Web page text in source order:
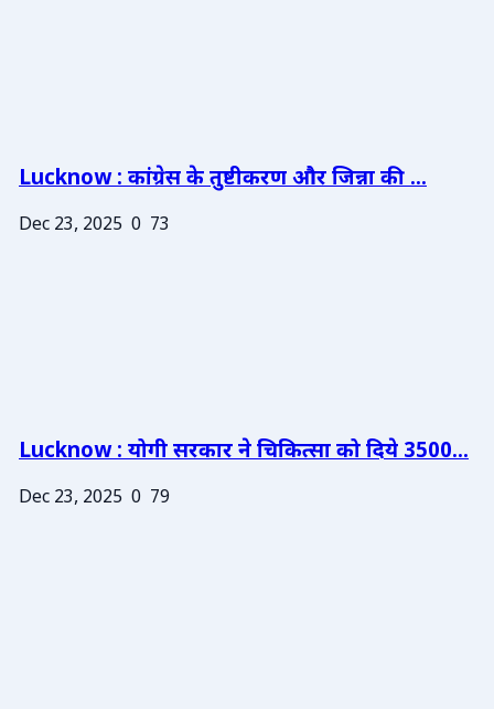
Lucknow : कांग्रेस के तुष्टीकरण और जिन्ना की ...
Dec 23, 2025 0 73
Lucknow : योगी सरकार ने चिकित्सा को दिये 3500...
Dec 23, 2025 0 79